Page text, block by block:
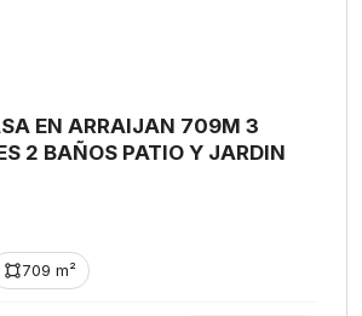
EN ARRAIJAN 709M 3
2 BAÑOS PATIO Y JARDIN
709 m²